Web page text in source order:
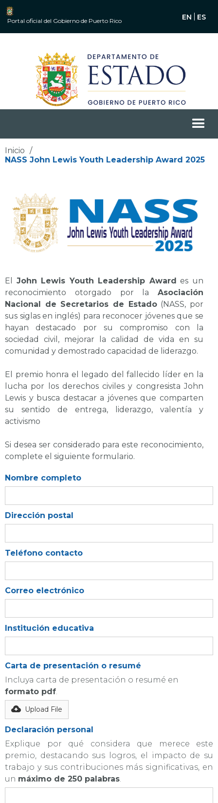
Portal oficial del Gobierno de Puerto Rico EN ES
Inicio /
NASS John Lewis Youth Leadership Award 2025
El John Lewis Youth Leadership Award es un
reconocimiento otorgado por la Asociación
Nacional de Secretarios de Estado(NASS, por
sus siglas en inglés) para reconocer jóvenes que se
hayan destacado por su compromiso con la
sociedad civil, mejorar la calidad de vida en su
comunidad y demostrado capacidad de liderazgo.
El premio honra el legado del fallecido líder en la
lucha por los derechos civiles y congresista John
Lewis y busca destacar a jóvenes que comparten
su sentido de entrega, liderazgo, valentía y
activismo
Si desea ser considerado para este reconocimiento,
complete el siguiente formulario.
Nombre completo
Dirección postal
Teléfono contacto
Correo electrónico
Institución educativa
Carta de presentación o resumé
Incluya carta de presentación o resumé en
formato pdf
Upload File
Declaración personal
Explique por qué considera que merece este
premio, destacando sus logros, el impacto de su
trabajo y sus contribuciones más significativas, en
un máximo de 250 palabras